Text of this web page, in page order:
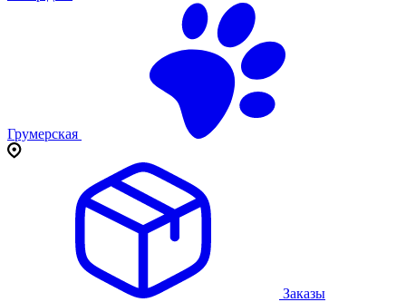
Грумерская
Заказы